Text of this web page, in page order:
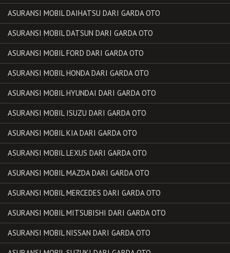
ASURANSI MOBIL DAIHATSU DARI GARDA OTO
ASURANSI MOBIL DATSUN DARI GARDA OTO
ASURANSI MOBIL FORD DARI GARDA OTO
ASURANSI MOBIL HONDA DARI GARDA OTO
ASURANSI MOBIL HYUNDAI DARI GARDA OTO
ASURANSI MOBIL ISUZU DARI GARDA OTO
ASURANSI MOBIL KIA DARI GARDA OTO
ASURANSI MOBIL LEXUS DARI GARDA OTO
ASURANSI MOBIL MAZDA DARI GARDA OTO
ASURANSI MOBIL MERCEDES DARI GARDA OTO
ASURANSI MOBIL MITSUBISHI DARI GARDA OTO
ASURANSI MOBIL NISSAN DARI GARDA OTO